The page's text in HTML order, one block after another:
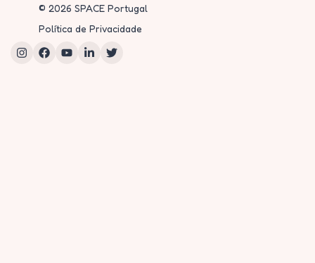
© 2026 SPACE Portugal
Política de Privacidade
Instagram
Facebook
YouTube
LinkedInTwitter